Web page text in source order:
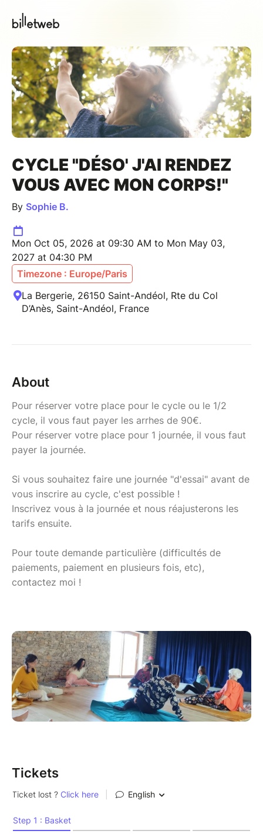
CYCLE "DÉSO' J'AI RENDEZ
VOUS AVEC MON CORPS!"
By Sophie B.
Mon Oct 05, 2026 at 09:30 AM to Mon May 03,
2027 at 04:30 PM
Timezone : Europe/Paris
La Bergerie, 26150 Saint-Andéol, Rte du Col
D’Anès, Saint-Andéol, France
About
Pour réserver votre place pour le cycle ou le 1/2
cycle, il vous faut payer les arrhes de 90€.
Pour réserver votre place pour 1 journée, il vous faut
payer la journée.
Si vous souhaitez faire une journée "d'essai" avant de
vous inscrire au cycle, c'est possible !
Inscrivez vous à la journée et nous réajusterons les
tarifs ensuite.
Pour toute demande particulière (difficultés de
paiements, paiement en plusieurs fois, etc),
contactez moi !
Tickets